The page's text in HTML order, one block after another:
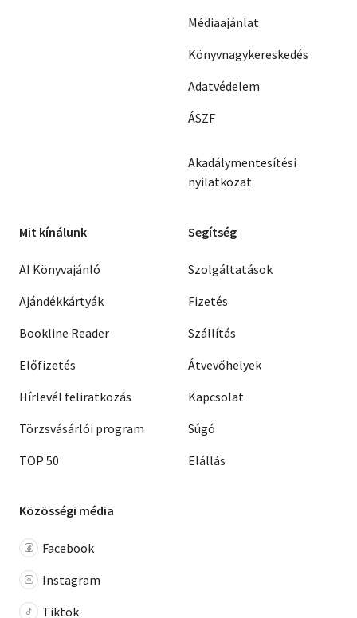
Médiaajánlat
Könyvnagykereskedés
Adatvédelem
ÁSZF
Akadálymentesítési
nyilatkozat
Mit kínálunk
AI Könyvajánló
Ajándékkártyák
Bookline Reader
Előfizetés
Hírlevél feliratkozás
Törzsvásárlói program
TOP 50
Segítség
Szolgáltatások
Fizetés
Szállítás
Átvevőhelyek
Kapcsolat
Súgó
Elállás
Közösségi média
Facebook
Instagram
Tiktok